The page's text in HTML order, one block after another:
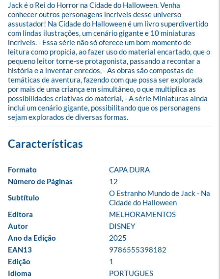
Jack é o Rei do Horror na Cidade do Halloween. Venha
conhecer outros personagens incríveis desse universo
assustador! Na Cidade do Halloween é um livro superdivertido
com lindas ilustrações, um cenário gigante e 10 miniaturas
incríveis. - Essa série não só oferece um bom momento de
leitura como propicia, ao fazer uso do material encartado, que o
pequeno leitor torne-se protagonista, passando a recontar a
história e a inventar enredos, - As obras são compostas de
temáticas de aventura, fazendo com que possa ser explorada
por mais de uma criança em simultâneo, o que multiplica as
possibilidades criativas do material, - A série Miniaturas ainda
inclui um cenário gigante, possibilitando que os personagens
sejam explorados de diversas formas.
Formato
CAPA DURA
Número de Páginas
12
Subtítulo
O Estranho Mundo de Jack - Na
Cidade do Halloween
Editora
MELHORAMENTOS
Autor
DISNEY
Ano da Edição
2025
EAN13
9786555398182
Edição
1
Idioma
PORTUGUES